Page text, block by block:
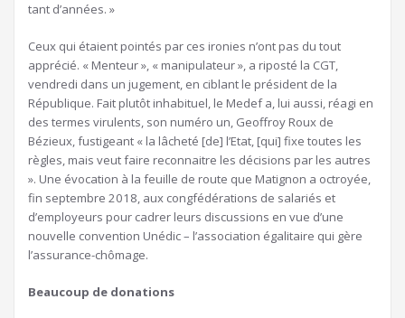
tant d’années. »
Ceux qui étaient pointés par ces ironies n’ont pas du tout
apprécié. « Menteur », « manipulateur », a riposté la CGT,
vendredi dans un jugement, en ciblant le président de la
République. Fait plutôt inhabituel, le Medef a, lui aussi, réagi en
des termes virulents, son numéro un, Geoffroy Roux de
Bézieux, fustigeant « la lâcheté [de] l’Etat, [qui] fixe toutes les
règles, mais veut faire reconnaitre les décisions par les autres
». Une évocation à la feuille de route que Matignon a octroyée,
fin septembre 2018, aux congfédérations de salariés et
d’employeurs pour cadrer leurs discussions en vue d’une
nouvelle convention Unédic – l’association égalitaire qui gère
l’assurance-chômage.
Beaucoup de donations